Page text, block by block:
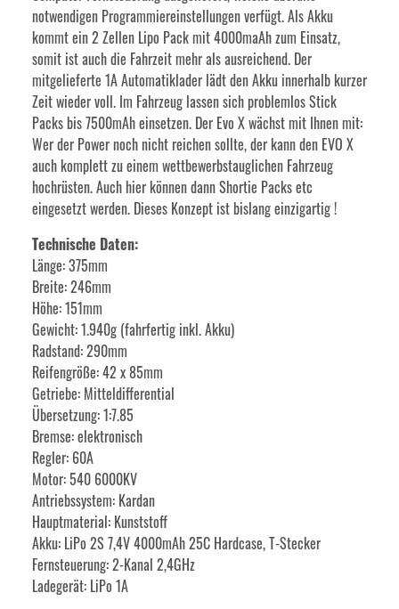
notwendigen Programmiereinstellungen verfügt. Als Akku
kommt ein 2 Zellen Lipo Pack mit 4000maAh zum Einsatz,
somit ist auch die Fahrzeit mehr als ausreichend. Der
mitgelieferte 1A Automatiklader lädt den Akku innerhalb kurzer
Zeit wieder voll. Im Fahrzeug lassen sich problemlos Stick
Packs bis 7500mAh einsetzen. Der Evo X wächst mit Ihnen mit:
Wer der Power noch nicht reichen sollte, der kann den EVO X
auch komplett zu einem wettbewerbstauglichen Fahrzeug
hochrüsten. Auch hier können dann Shortie Packs etc
eingesetzt werden. Dieses Konzept ist bislang einzigartig !
Technische Daten:
Länge: 375mm
Breite: 246mm
Höhe: 151mm
Gewicht: 1.940g (fahrfertig inkl. Akku)
Radstand: 290mm
Reifengröße: 42 x 85mm
Getriebe: Mitteldifferential
Übersetzung: 1:7.85
Bremse: elektronisch
Regler: 60A
Motor: 540 6000KV
Antriebssystem: Kardan
Hauptmaterial: Kunststoff
Akku: LiPo 2S 7,4V 4000mAh 25C Hardcase, T-Stecker
Fernsteuerung: 2-Kanal 2,4GHz
Ladegerät: LiPo 1A